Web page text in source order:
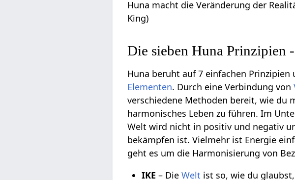
Huna macht die Veränderung der
King)
Die sieben Huna Prinzipien
Huna beruht auf 7 einfachen
Elementen. Durch eine Verbindung von
verschiedene Methoden bereit, wie du
harmonisches Leben zu führen. Im
Welt wird nicht in positiv und negativ
bekämpfen ist. Vielmehr ist Energie
geht es um die Harmonisierung von
IKE – DieWelt ist so, wie du